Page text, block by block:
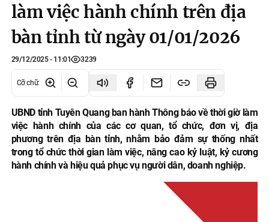
làm việc hành chính trên địa
bàn tỉnh từ ngày 01/01/2026
29/12/2025 - 11:01 3239
Cỡ chữ:
UBND tỉnh Tuyên Quang ban hành Thông báo về thời giờ làm
việc hành chính của các cơ quan, tổ chức, đơn vị, địa
phương trên địa bàn tỉnh, nhằm bảo đảm sự thống nhất
trong tổ chức thời gian làm việc, nâng cao kỷ luật, kỷ cương
hành chính và hiệu quả phục vụ người dân, doanh nghiệp.